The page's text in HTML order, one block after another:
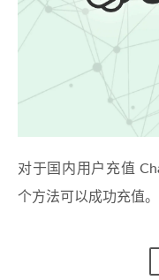
对于国内用户充值
个方法可以成功充值。